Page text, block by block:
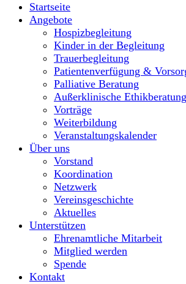
Startseite
Angebote
Hospizbegleitung
Kinder in der Begleitung
Trauerbegleitung
Patientenverfügung &
Palliative Beratung
Außerklinische Ethikberatung
Vorträge
Weiterbildung
Veranstaltungskalender
Über uns
Vorstand
Koordination
Netzwerk
Vereinsgeschichte
Aktuelles
Unterstützen
Ehrenamtliche Mitarbeit
Mitglied werden
Spende
Kontakt